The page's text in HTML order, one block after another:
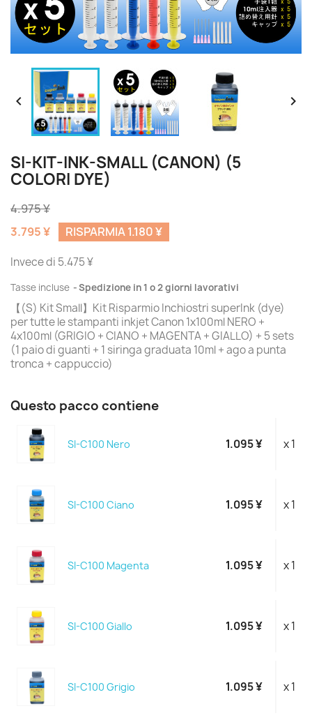
 
SI-KIT-INK-SMALL (CANON) (5
COLORI DYE)
4.975 ¥
3.795 ¥
RISPARMIA 1.180 ¥
Invece di 5.475 ¥
Tasse incluse Spedizione in 1 o 2 giorni lavorativi
【(S) Kit Small】Kit Risparmio Inchiostri superInk (dye)
per tutte le stampanti inkjet Canon 1x100ml NERO +
4x100ml (GRIGIO + CIANO + MAGENTA + GIALLO) + 5 sets
(1 paio di guanti + 1 siringa graduata 10ml + ago a punta
tronca + cappuccio)
Questo pacco contiene
SI-C100 Nero 1.095 ¥ x 1
SI-C100 Ciano 1.095 ¥ x 1
SI-C100 Magenta 1.095 ¥ x 1
SI-C100 Giallo 1.095 ¥ x 1
SI-C100 Grigio 1.095 ¥ x 1